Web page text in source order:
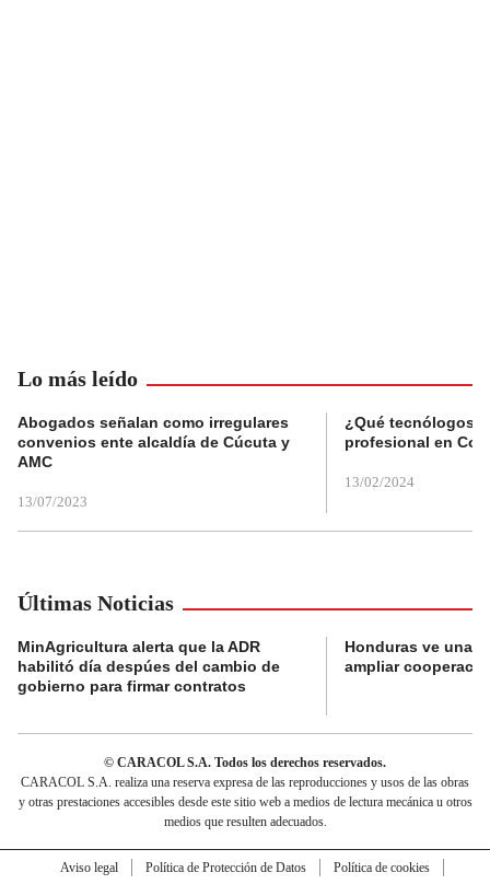
Lo más leído
Abogados señalan como irregulares
convenios ente alcaldía de Cúcuta y
AMC
13/07/2023
¿Qué tecnólogos
profesional en
13/02/2024
Últimas Noticias
MinAgricultura alerta que la ADR
habilitó día despúes del cambio de
gobierno para firmar contratos
Honduras ve una
ampliar
© CARACOL S.A. Todos los derechos reservados.
CARACOL S.A. realiza una reserva expresa de las reproducciones y usos de las obras
y otras prestaciones accesibles desde este sitio web a medios de lectura mecánica u otros
medios que resulten adecuados.
Aviso legal Política de Protección de Datos
Política de cookies